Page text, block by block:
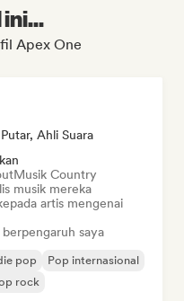
Apex One
Ahli Suara
Musik Country
musik mereka
artis mengenai
saya
pop
Pop internasional
rock